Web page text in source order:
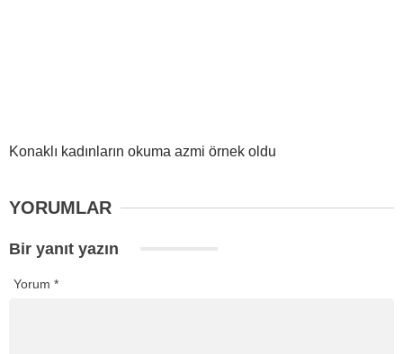
Konaklı kadınların okuma azmi örnek oldu
YORUMLAR
Bir yanıt yazın
Yorum *